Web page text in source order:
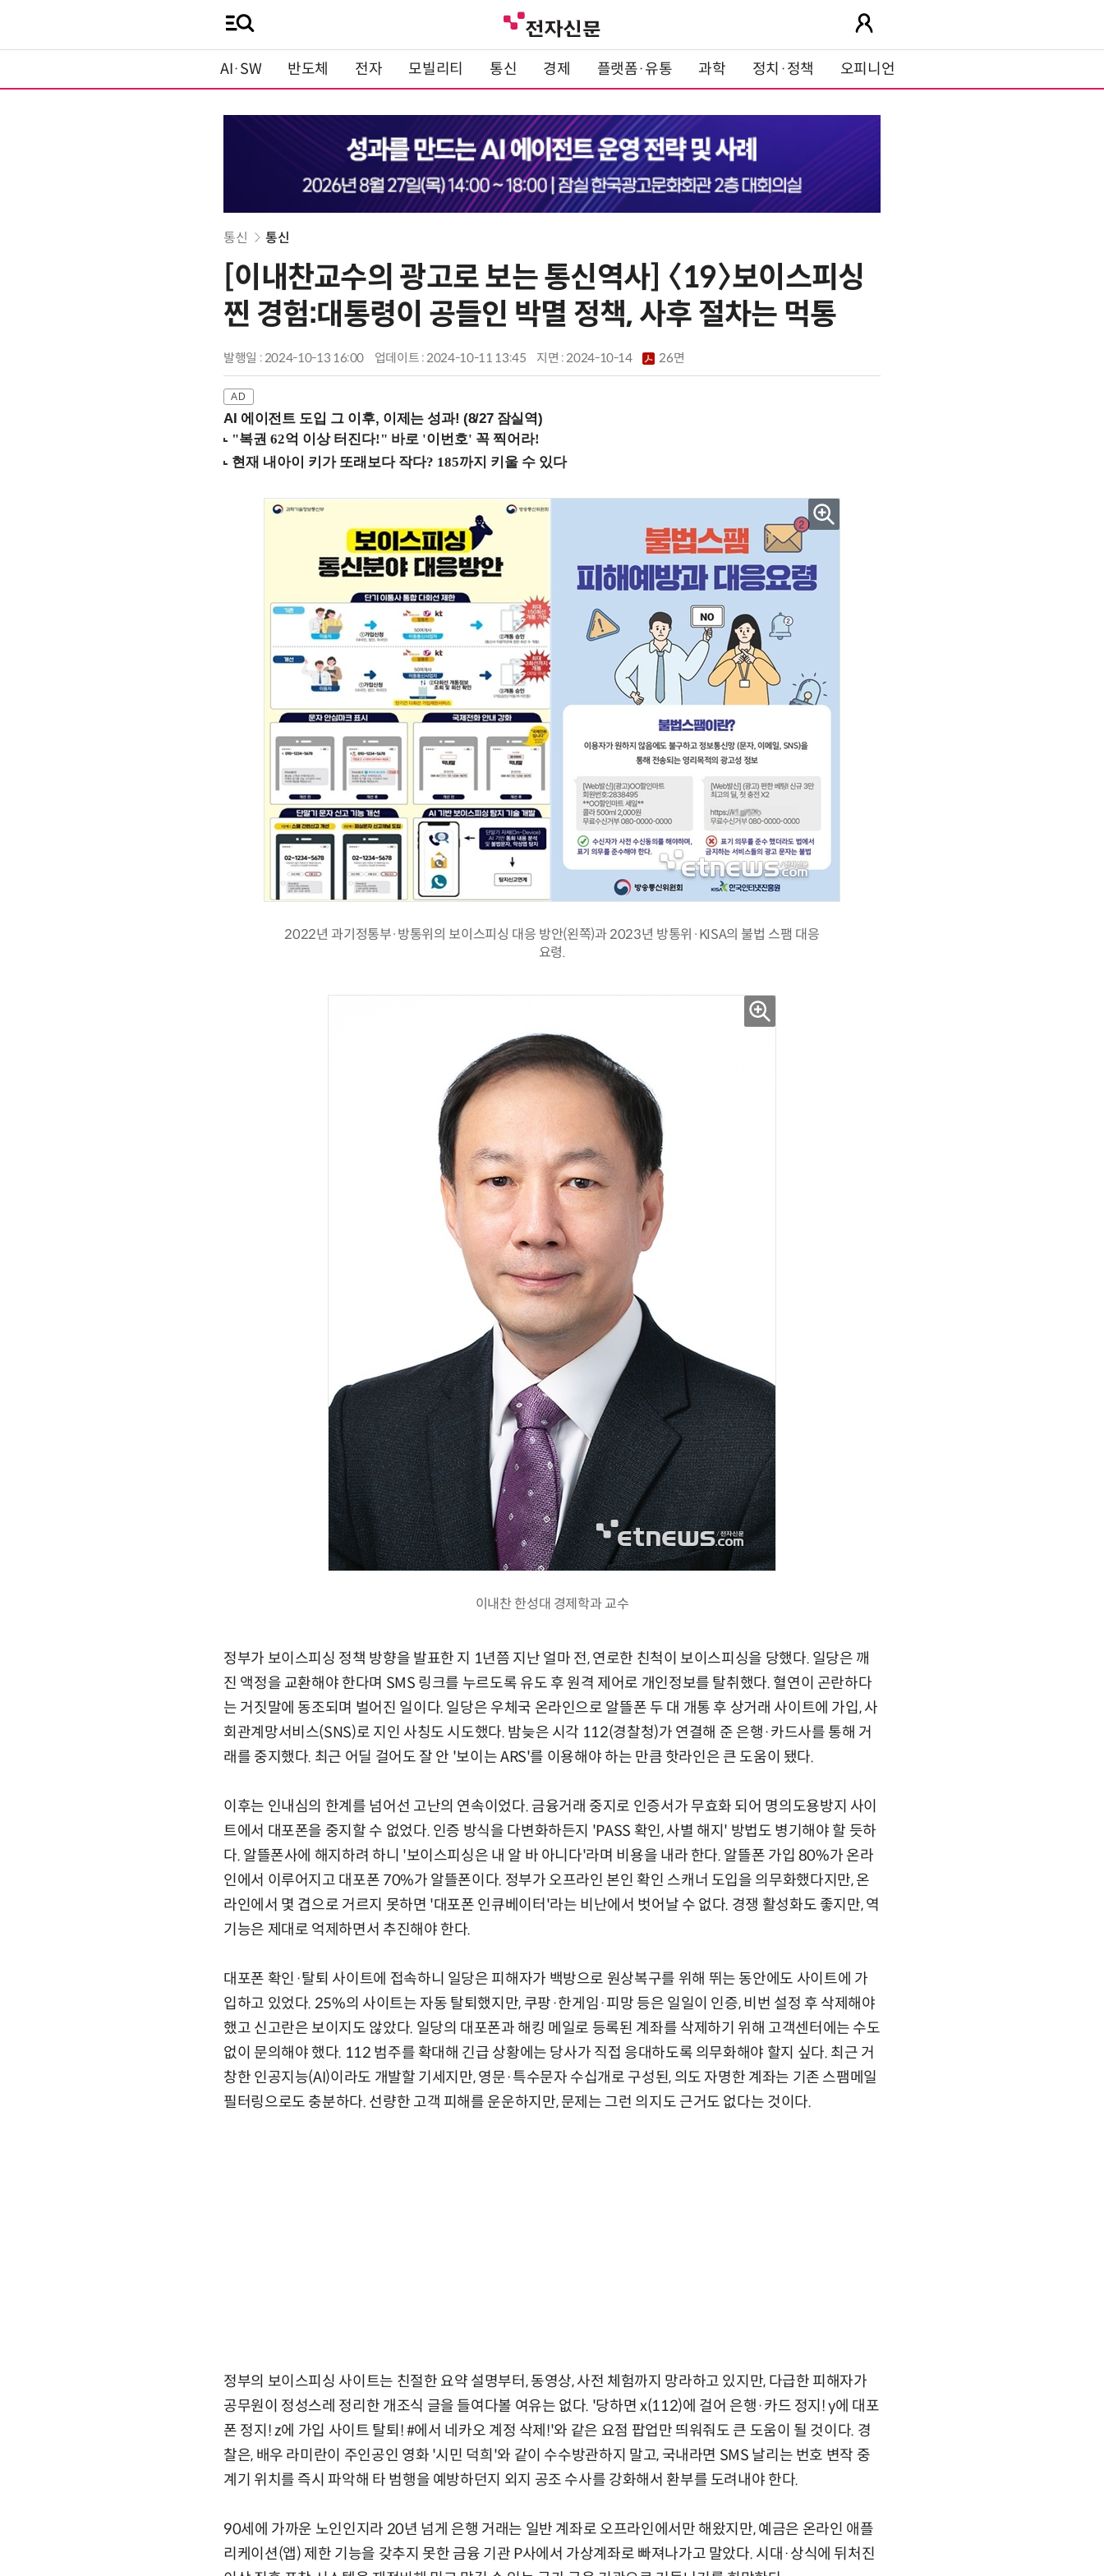
AI·SW 반도체 전자 모빌리티 통신 경제 플랫폼·유통 과학 정치·정책 오피니언
통신 통신
[이내찬교수의 광고로 보는 통신역사] 〈19〉보이스피싱
찐 경험:대통령이 공들인 박멸 정책, 사후 절차는 먹통
발행일 : 2024-10-13 16:00 업데이트 : 2024-10-11 13:45 지면 :2024-10-14 26면
AI 에이전트 도입 그 이후, 이제는 성과! (8/27 잠실역)
2022년 과기정통부·방통위의 보이스피싱 대응 방안(왼쪽)과 2023년 방통위·KISA의 불법 스팸 대응
요령.
이내찬 한성대 경제학과 교수
정부가 보이스피싱 정책 방향을 발표한 지 1년쯤 지난 얼마 전, 연로한 친척이 보이스피싱을 당했다. 일당은 깨
진 액정을 교환해야 한다며 SMS 링크를 누르도록 유도 후 원격 제어로 개인정보를 탈취했다. 혈연이 곤란하다
는 거짓말에 동조되며 벌어진 일이다. 일당은 우체국 온라인으로 알뜰폰 두 대 개통 후 상거래 사이트에 가입, 사
회관계망서비스(SNS)로 지인 사칭도 시도했다. 밤늦은 시각 112(경찰청)가 연결해 준 은행·카드사를 통해 거
래를 중지했다. 최근 어딜 걸어도 잘 안 '보이는 ARS'를 이용해야 하는 만큼 핫라인은 큰 도움이 됐다.
이후는 인내심의 한계를 넘어선 고난의 연속이었다. 금융거래 중지로 인증서가 무효화 되어 명의도용방지 사이
트에서 대포폰을 중지할 수 없었다. 인증 방식을 다변화하든지 'PASS 확인, 사별 해지' 방법도 병기해야 할 듯하
다. 알뜰폰사에 해지하려 하니 '보이스피싱은 내 알 바 아니다'라며 비용을 내라 한다. 알뜰폰 가입 80%가 온라
인에서 이루어지고 대포폰 70%가 알뜰폰이다. 정부가 오프라인 본인 확인 스캐너 도입을 의무화했다지만, 온
라인에서 몇 겹으로 거르지 못하면 '대포폰 인큐베이터'라는 비난에서 벗어날 수 없다. 경쟁 활성화도 좋지만, 역
기능은 제대로 억제하면서 추진해야 한다.
대포폰 확인·탈퇴 사이트에 접속하니 일당은 피해자가 백방으로 원상복구를 위해 뛰는 동안에도 사이트에 가
입하고 있었다. 25%의 사이트는 자동 탈퇴했지만, 쿠팡·한게임·피망 등은 일일이 인증, 비번 설정 후 삭제해야
했고 신고란은 보이지도 않았다. 일당의 대포폰과 해킹 메일로 등록된 계좌를 삭제하기 위해 고객센터에는 수도
없이 문의해야 했다. 112 범주를 확대해 긴급 상황에는 당사가 직접 응대하도록 의무화해야 할지 싶다. 최근 거
창한 인공지능(AI)이라도 개발할 기세지만, 영문·특수문자 수십개로 구성된, 의도 자명한 계좌는 기존 스팸메일
필터링으로도 충분하다. 선량한 고객 피해를 운운하지만, 문제는 그런 의지도 근거도 없다는 것이다.
정부의 보이스피싱 사이트는 친절한 요약 설명부터, 동영상, 사전 체험까지 망라하고 있지만, 다급한 피해자가
공무원이 정성스레 정리한 개조식 글을 들여다볼 여유는 없다. '당하면 x(112)에 걸어 은행·카드 정지! y에 대포
폰 정지! z에 가입 사이트 탈퇴! #에서 네카오 계정 삭제!'와 같은 요점 팝업만 띄워줘도 큰 도움이 될 것이다. 경
찰은, 배우 라미란이 주인공인 영화 '시민 덕희'와 같이 수수방관하지 말고, 국내라면 SMS 날리는 번호 변작 중
계기 위치를 즉시 파악해 타 범행을 예방하던지 외지 공조 수사를 강화해서 환부를 도려내야 한다.
90세에 가까운 노인인지라 20년 넘게 은행 거래는 일반 계좌로 오프라인에서만 해왔지만, 예금은 온라인 애플
리케이션(앱) 제한 기능을 갖추지 못한 금융 기관 P사에서 가상계좌로 빠져나가고 말았다. 시대·상식에 뒤처진